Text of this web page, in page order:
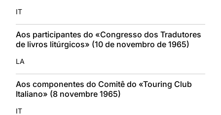
IT
Aos participantes do «Congresso dos Tradutores
de livros litúrgicos» (10 de novembro de 1965)
LA
Aos componentes do Comitê do «Touring Club
Italiano» (8 novembre 1965)
IT